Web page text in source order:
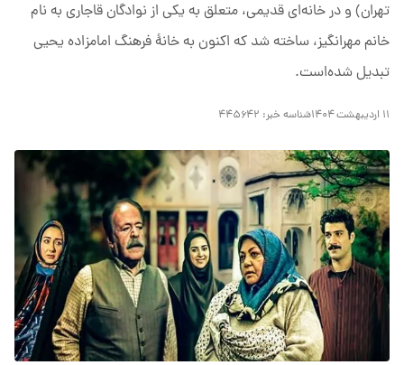
تهران) و در خانه‌ای قدیمی، متعلق به یکی از نوادگان قاجاری به نام
خانم مهرانگیز، ساخته شد که اکنون به خانهٔ فرهنگ امامزاده یحیی
تبدیل شده‌است.
۱۱ اردیبهشت ۱۴۰۴ شناسه خبر: ۴۴۵۶۴۲